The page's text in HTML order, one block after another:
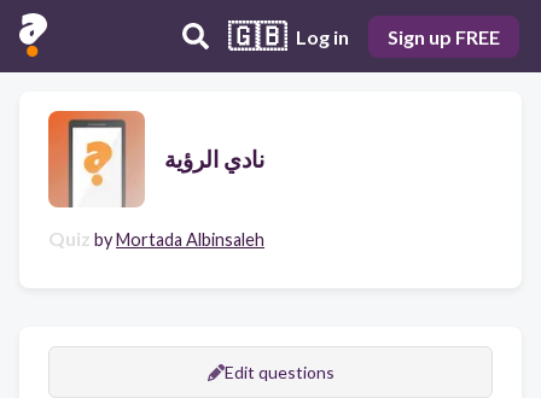
🇬🇧 Log in Sign up FREE
نادي الرؤية
Quiz byMortada Albinsaleh
Edit questions